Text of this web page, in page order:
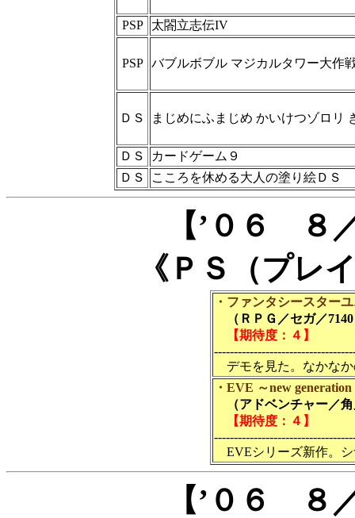
PSP 太閤立志伝IV
PSP バブルボブル マジカルタワー大作
ＤＳ まじめにふまじめ かいけつゾロリ
ＤＳ
カードゲーム９
ＤＳ
こころを休める大人の塗り絵ＤＳ
【’０６ ８
《ＰＳ（プレ
・ファンタシースター
（ＲＰＧ／セガ／
【期待度：４】
デモを見た。なかな
・EVE ～new generation
（アドベンチャー／角
【期待度：４】
EVEシリーズ新作。シ
【’０６ ８